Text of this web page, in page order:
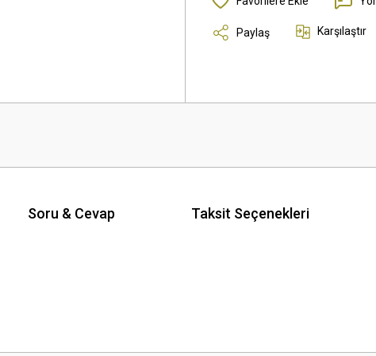
Paylaş Karşılaştır
Soru & Cevap Taksit Seçenekleri